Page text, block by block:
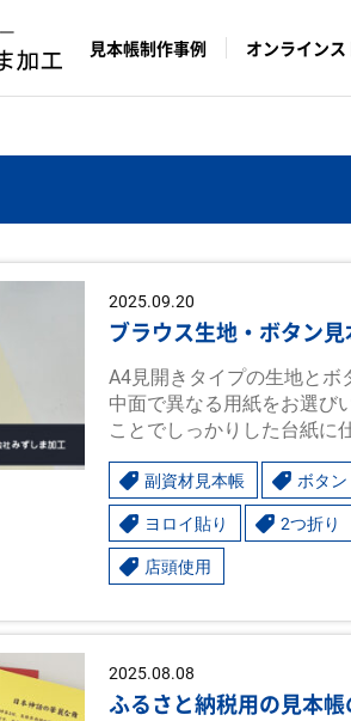
見本帳制作事例 オンラインス
2025.09.20
ブラウス生地・ボタン
A4見開きタイプの生地とボ
中面で異なる用紙をお選び
ことでしっかりした台紙に
副資材見本帳 ボタン
ヨロイ貼り 2つ折り
店頭使用
2025.08.08
ふるさと納税用の見本